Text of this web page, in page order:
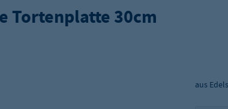
Tortenplatte 30cm
aus